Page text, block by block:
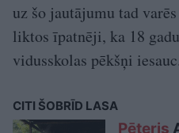
uz šo jautājumu tad
liktos īpatnēji, ka 18
vidusskolas pēkšņi
CITI ŠOBRĪD LASA
Pēteris